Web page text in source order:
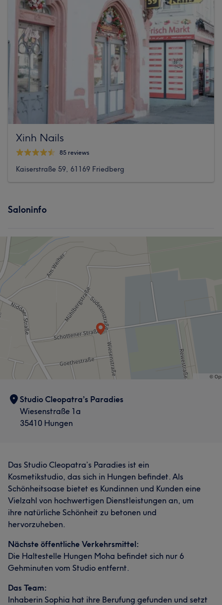
Xinh Nails
85 reviews
Kaiserstraße 59, 61169 Friedberg
Saloninfo
Studio Cleopatra’s Paradies
Wiesenstraße 1a
35410 Hungen
Das Studio Cleopatra’s Paradies ist ein
Kosmetikstudio, das sich in Hungen befindet. Als
Schönheitsoase bietet es Kundinnen und Kunden eine
Vielzahl von hochwertigen Dienstleistungen an, um
ihre natürliche Schönheit zu betonen und
hervorzuheben.
Nächste öffentliche Verkehrsmittel:
Die Haltestelle Hungen Moha befindet sich nur 6
Gehminuten vom Studio entfernt.
Das Team:
Inhaberin Sophia hat ihre Berufung gefunden und setzt